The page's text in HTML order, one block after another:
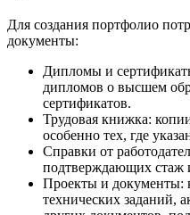
Для создания портфолио
документы:
Дипломы и
дипломов о высшем
сертификатов.
Трудовая книжка:
особенно тех, где
Справки от
подтверждающих стаж
Проекты и документы:
технических заданий,